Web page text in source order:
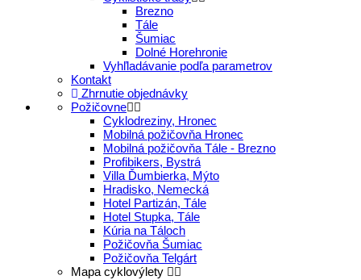
Brezno
Tále
Šumiac
Dolné Horehronie
Vyhľladávanie podľa parametrov
Kontakt
Zhrnutie objednávky
Požičovne
Cyklodreziny, Hronec
Mobilná požičovňa Hronec
Mobilná požičovňa Tále - Brezno
Profibikers, Bystrá
Villa Ďumbierka, Mýto
Hradisko, Nemecká
Hotel Partizán, Tále
Hotel Stupka, Tále
Kúria na Táloch
Požičovňa Šumiac
Požičovňa Telgárt
Mapa cyklovýlety